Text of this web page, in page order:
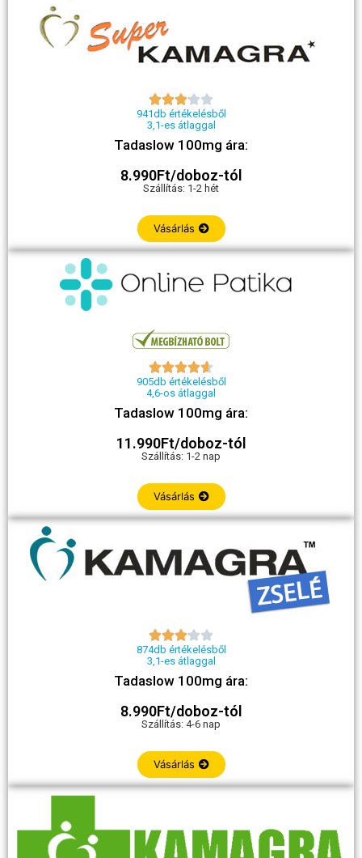

941db értékelésből
3,1-es átlaggal
Tadaslow 100mg ára:
8.990Ft/doboz-tól
Szállítás: 1-2 hét
Vásárlás

905db értékelésből
4,6-os átlaggal
Tadaslow 100mg ára:
11.990Ft/doboz-tól
Szállítás: 1-2 nap
Vásárlás

874db értékelésből
3,1-es átlaggal
Tadaslow 100mg ára:
8.990Ft/doboz-tól
Szállítás: 4-6 nap
Vásárlás